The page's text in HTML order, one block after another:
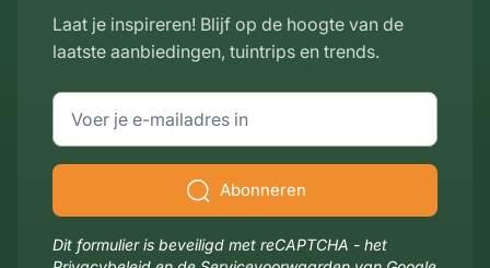
Laat je inspireren! Blijf op de hoogte van de
laatste aanbiedingen, tuintrips en trends.
E-mailadres
Abonneren
Dit formulier is beveiligd met reCAPTCHA - het